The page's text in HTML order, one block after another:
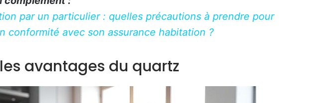
par un particulier : quelles précautions à prendre pour
conformité avec son assurance habitation ?
avantages du quartz